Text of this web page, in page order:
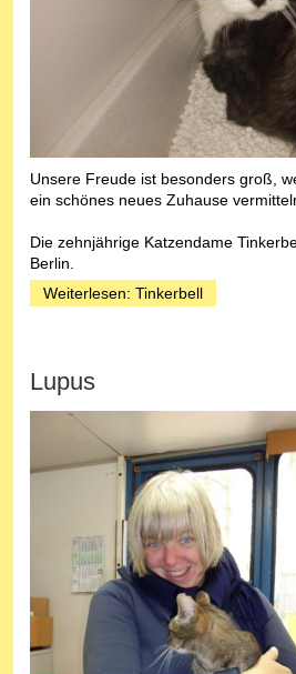
Unsere Freude ist besonders groß,
ein schönes neues Zuhause
Die zehnjährige Katzendame
Berlin.
Weiterlesen: Tinkerbell
Lupus